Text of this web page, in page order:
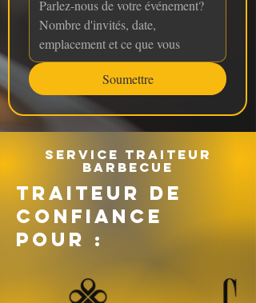
Soumettre
Service traiteur
barbecue
TRAITEUR DE
CONFIANCE
POUR :